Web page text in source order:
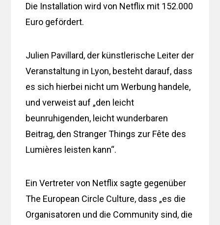
Die Installation wird von Netflix mit 152.000
Euro gefördert.
Julien Pavillard, der künstlerische Leiter der
Veranstaltung in Lyon, besteht darauf, dass
es sich hierbei nicht um Werbung handele,
und verweist auf „den leicht
beunruhigenden, leicht wunderbaren
Beitrag, den Stranger Things zur Fête des
Lumières leisten kann“.
Ein Vertreter von Netflix sagte gegenüber
The European Circle Culture, dass „es die
Organisatoren und die Community sind, die